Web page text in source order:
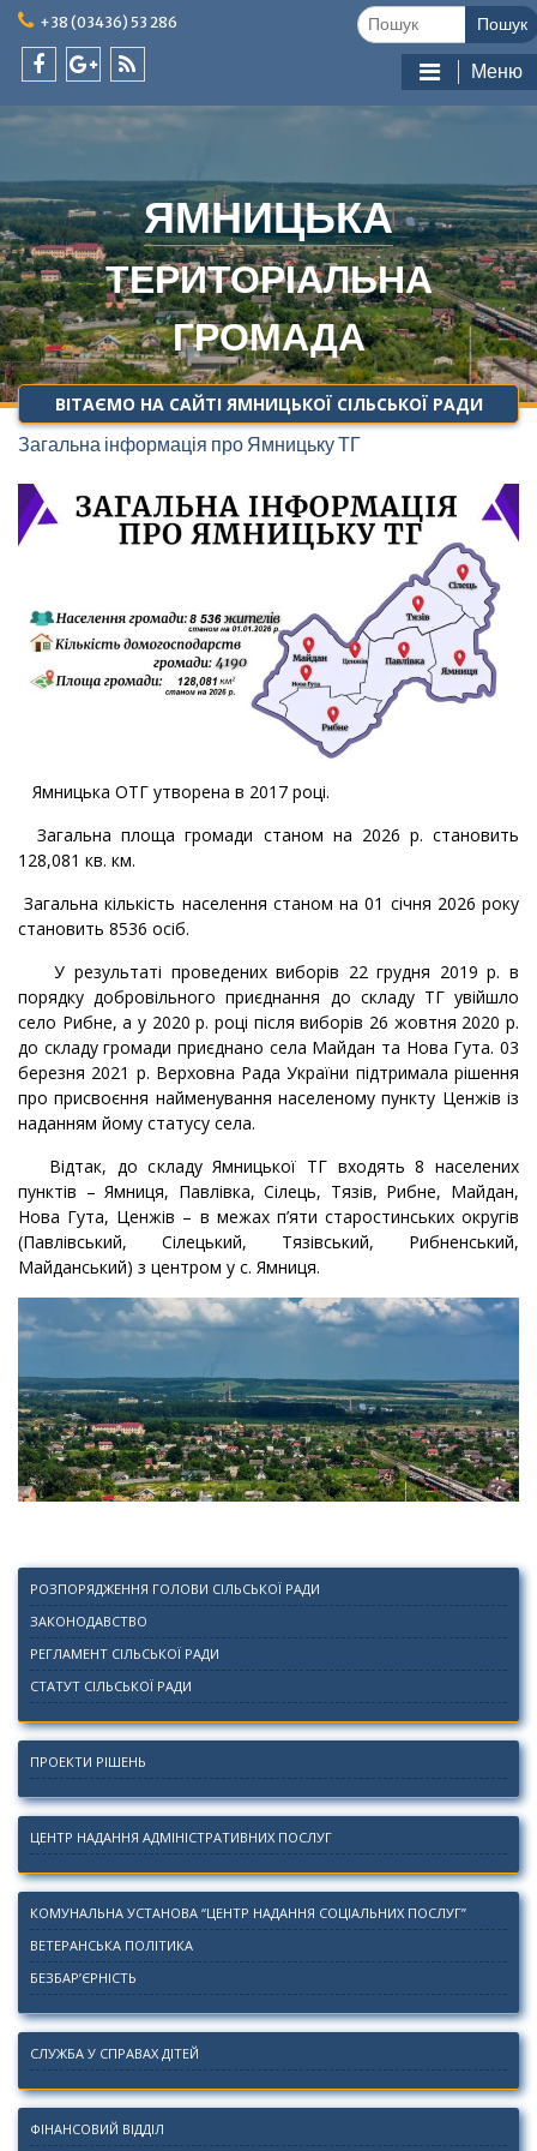
Skip
content
+38 (03436) 53 286
plus
ЯМНИЦЬКА
ТЕРИТОРІАЛЬНА
ГРОМАДА
Меню
ВІТАЄМО НА САЙТІ ЯМНИЦЬКОЇ СІЛЬСЬКОЇ РАДИ
Загальна інформація про Ямницьку ТГ
Ямницька ОТГ утворена в 2017 році.
Загальна площа громади станом на 2026 р. становить
128,081 кв. км.
Загальна кількість населення станом на 01 січня 2026 року
становить 8536 осіб.
У результаті проведених виборів 22 грудня 2019 р. в
порядку добровільного приєднання до складу ТГ увійшло
село Рибне, а у 2020 р. році після виборів 26 жовтня 2020 р.
до складу громади приєднано села Майдан та Нова Гута. 03
березня 2021 р. Верховна Рада України підтримала рішення
про присвоєння найменування населеному пункту Ценжів із
наданням йому статусу села.
Відтак, до складу Ямницької ТГ входять 8 населених
пунктів – Ямниця, Павлівка, Сілець, Тязів, Рибне, Майдан,
Нова Гута, Ценжів – в межах п’яти старостинських округів
(Павлівський, Сілецький, Тязівський, Рибненський,
Майданський) з центром у с. Ямниця.
РОЗПОРЯДЖЕННЯ ГОЛОВИ СІЛЬСЬКОЇ РАДИ
ЗАКОНОДАВСТВО
РЕГЛАМЕНТ СІЛЬСЬКОЇ РАДИ
СТАТУТ СІЛЬСЬКОЇ РАДИ
ПРОЕКТИ РІШЕНЬ
ЦЕНТР НАДАННЯ АДМІНІСТРАТИВНИХ ПОСЛУГ
КОМУНАЛЬНА УСТАНОВА “ЦЕНТР НАДАННЯ СОЦІАЛЬНИХ ПОСЛУГ”
ВЕТЕРАНСЬКА ПОЛІТИКА
БЕЗБАР’ЄРНІСТЬ
СЛУЖБА У СПРАВАХ ДІТЕЙ
ФІНАНСОВИЙ ВІДДІЛ
Шукати: